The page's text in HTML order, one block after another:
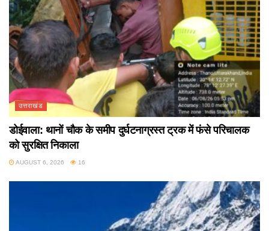
उत्तराखंड
डोईवाला: थानों चौक के समीप दुर्घटनाग्रस्त ट्रक में फंसे परिचालक
को सुरक्षित निकाला
AUGUST 6, 2026 16